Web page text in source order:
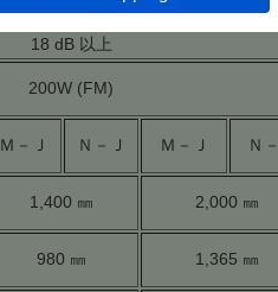
18 dB 以上
200W (FM)
Ｍ－Ｊ Ｎ－Ｊ Ｍ－Ｊ Ｎ
1,400 ㎜ 2,000 ㎜
980 ㎜ 1,365 ㎜